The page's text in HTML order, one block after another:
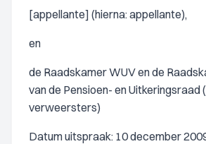
[appellante] (hierna: appellante),
en
de Raadskamer WUV en de
van de Pensioen- en Uitkeringsraad
verweersters)
Datum uitspraak: 10 december